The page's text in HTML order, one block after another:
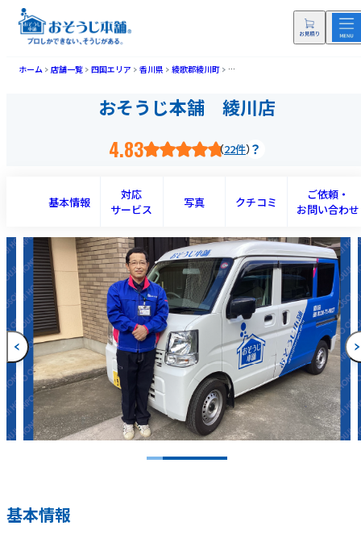
ホーム 店舗一覧 四国エリア 香川県 綾歌郡綾川町 おそうじ本舗 綾川店(アヤガワテ
おそうじ本舗 綾川店
4.83 22件
基本情報
対応
サービス
写真 クチコミ
ご依頼・
お問い合わせ
基本情報